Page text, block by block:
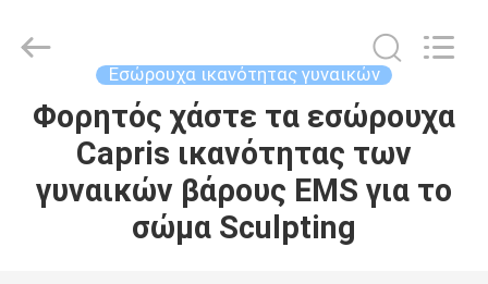
ΣΠΊΤΙ
ΠΡΟΪΌΝΤΑ
Technology
Reserved.
Εσώρουχα ικανότητας γυναικών
Φορητός χάστε τα εσώρουχα
Capris ικανότητας των
γυναικών βάρους EMS για το
σώμα Sculpting